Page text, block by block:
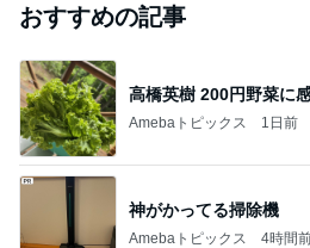
おすすめの記事
高橋英樹 200円野菜に
Amebaトピックス 1日前
神がかってる掃除機
Amebaトピックス 4時間